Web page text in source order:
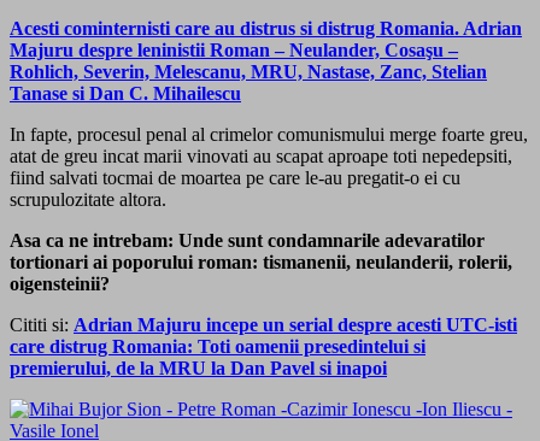
Acesti cominternisti care au distrus si distrug Romania. Adrian
Majuru despre leninistii Roman – Neulander, Cosaşu –
Rohlich, Severin, Melescanu, MRU, Nastase, Zanc, Stelian
Tanase si Dan C. Mihailescu
In fapte, procesul penal al crimelor comunismului merge foarte greu,
atat de greu incat marii vinovati au scapat aproape toti nepedepsiti,
fiind salvati tocmai de moartea pe care le-au pregatit-o ei cu
scrupulozitate altora.
Asa ca ne intrebam: Unde sunt condamnarile adevaratilor
tortionari ai poporului roman: tismanenii, neulanderii, rolerii,
oigensteinii?
Cititi si: Adrian Majuru incepe un serial despre acesti UTC-isti
care distrug Romania: Toti oamenii presedintelui si
premierului, de la MRU la Dan Pavel si inapoi